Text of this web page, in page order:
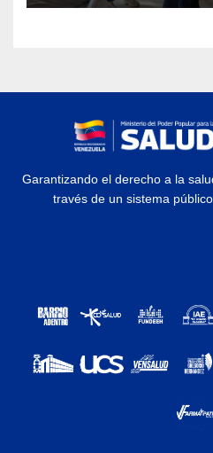
Garantizando el derecho a la
través de un sistema